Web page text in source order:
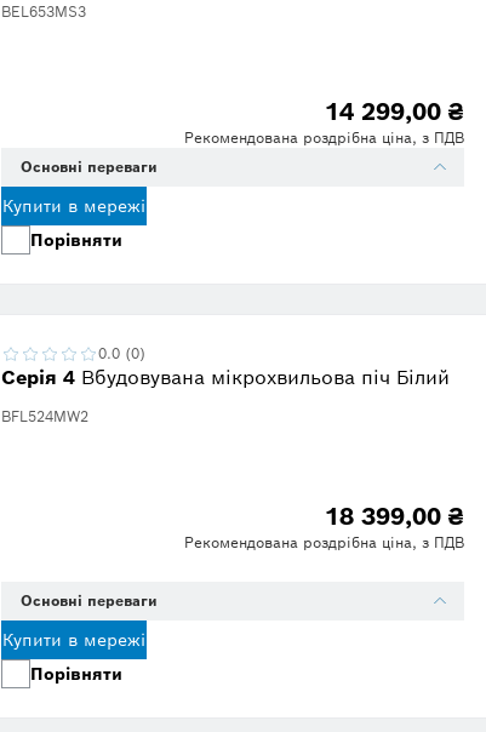
BEL653MS3
14 299,00 ₴
Рекомендована роздрібна ціна, з ПДВ
Основні переваги
Купити в мережі
Порівняти
Серія 4 Вбудовувана мікрохвильова піч Білий
BFL524MW2
0.0 (0)
18 399,00 ₴
Рекомендована роздрібна ціна, з ПДВ
Основні переваги
Купити в мережі
Порівняти